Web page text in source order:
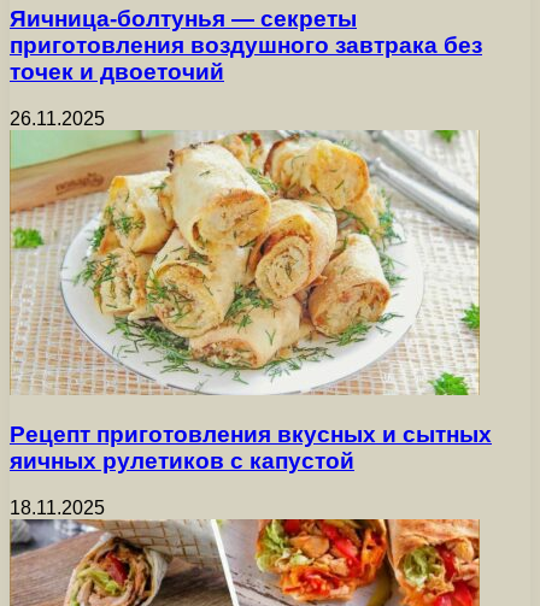
Яичница-болтунья — секреты
приготовления воздушного завтрака без
точек и двоеточий
26.11.2025
Рецепт приготовления вкусных и сытных
яичных рулетиков с капустой
18.11.2025